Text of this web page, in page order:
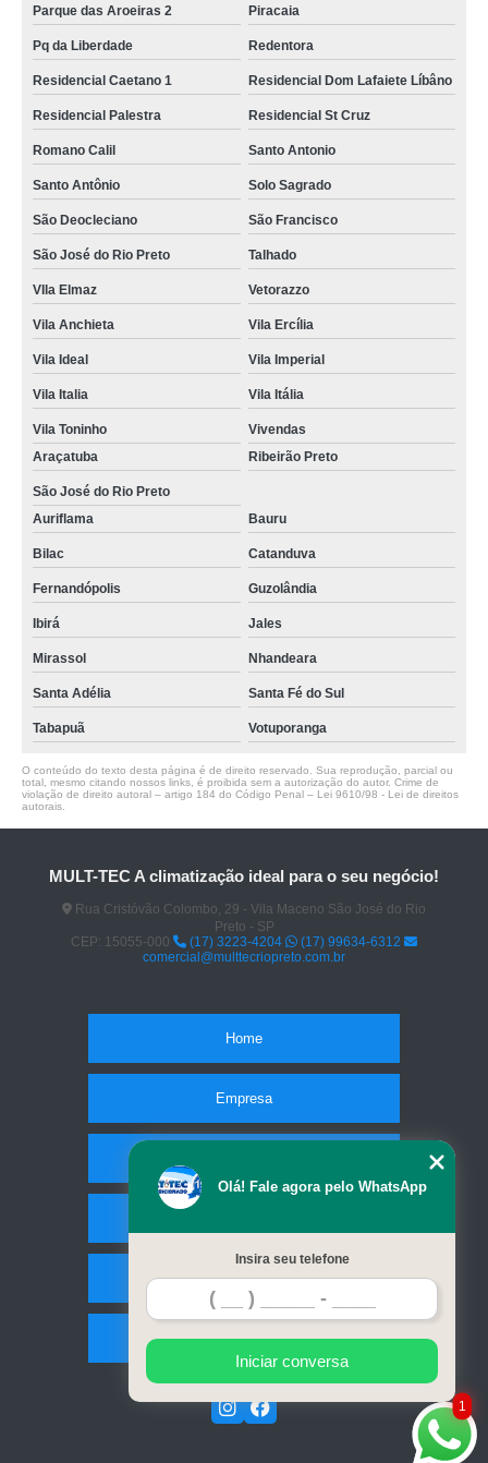
Parque das Aroeiras 2 Piracaia
Pq da Liberdade Redentora
Residencial Caetano 1 Residencial Dom Lafaiete Líbâno
Residencial Palestra Residencial St Cruz
Romano Calil Santo Antonio
Santo Antônio Solo Sagrado
São Deocleciano São Francisco
São José do Rio Preto Talhado
VIla Elmaz Vetorazzo
Vila Anchieta Vila Ercília
Vila Ideal Vila Imperial
Vila Italia Vila Itália
Vila Toninho
Vivendas
Araçatuba
Ribeirão Preto
São José do Rio Preto
Auriflama
Bauru
Bilac Catanduva
Fernandópolis Guzolândia
Ibirá Jales
Mirassol Nhandeara
Santa Adélia Santa Fé do Sul
Tabapuã Votuporanga
O conteúdo do texto desta página é de direito reservado. Sua reprodução, parcial ou
total, mesmo citando nossos links, é proibida sem a autorização do autor. Crime de
violação de direito autoral – artigo 184 do Código Penal – Lei 9610/98 - Lei de direitos
autorais
MULT-TEC A climatização ideal para o seu negócio!
Rua Cristóvão Colombo, 29 - Vila Maceno São José do Rio
Preto - SP
CEP: 15055-000
(17) 3223-4204
(17) 99634-6312
comercial@multtecriopreto.com.br
Home
Empresa
Contato
Mapa do site
1
Olá! Fale agora pelo WhatsApp
Insira seu telefone
Iniciar conversa